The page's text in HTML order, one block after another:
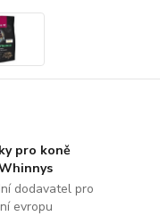
pro koně
dodavatel pro
evropu